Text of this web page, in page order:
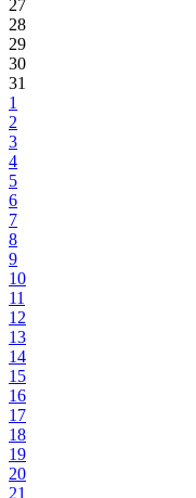
27
28
29
30
31
1
2
3
4
5
6
7
8
9
10
11
12
13
14
15
16
17
18
19
20
21